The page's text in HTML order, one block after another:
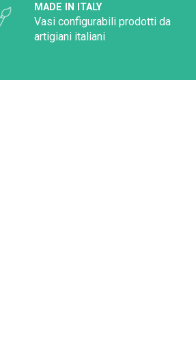
MADE IN ITALY
Vasi configurabili prodotti da
artigiani italiani